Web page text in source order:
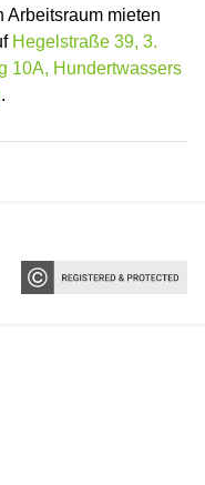
Arbeitsraum mieten
Hegelstraße 39, 3.
10A, Hundertwassers
.